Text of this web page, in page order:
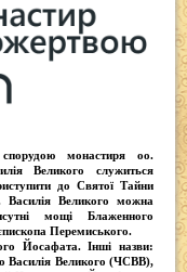
монастиря оо.
Великого служиться
до Святої Тайни
Великого можна
мощі Блаженного
Перемиського.
Йосафата. Інші назви:
Василія Великого (ЧСВВ),